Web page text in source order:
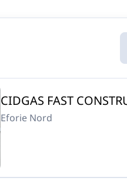
CIDGAS FAST
Eforie Nord